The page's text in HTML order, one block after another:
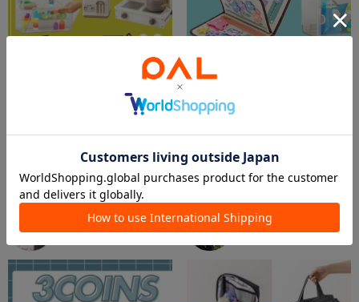
2026.08.01
2026.08.04
aya
PAL CLOSET店